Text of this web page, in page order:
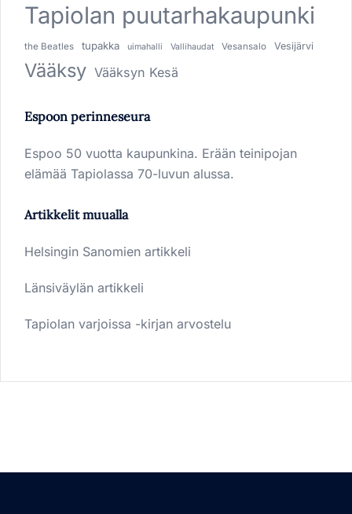
Tapiolan puutarhakaupunki
the Beatles tupakka uimahalli Vallihaudat Vesansalo Vesijärvi
Vääksy Vääksyn Kesä
Espoon perinneseura
Espoo 50 vuotta kaupunkina. Erään teinipojan
elämää Tapiolassa 70-luvun alussa.
Artikkelit muualla
Helsingin Sanomien artikkeli
Länsiväylän artikkeli
Tapiolan varjoissa -kirjan arvostelu